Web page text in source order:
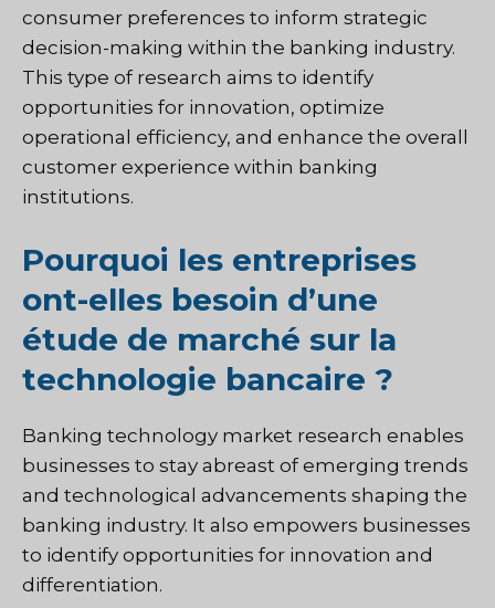
consumer preferences to inform strategic
decision-making within the banking industry.
This type of research aims to identify
opportunities for innovation, optimize
operational efficiency, and enhance the overall
customer experience within banking
institutions.
Pourquoi les entreprises
ont-elles besoin d’une
étude de marché sur la
technologie bancaire ?
Banking technology market research enables
businesses to stay abreast of emerging trends
and technological advancements shaping the
banking industry. It also empowers businesses
to identify opportunities for innovation and
differentiation.